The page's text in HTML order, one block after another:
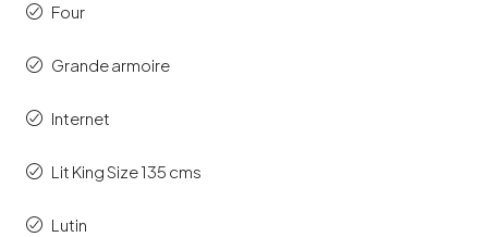
Four
Grande armoire
Internet
Lit King Size 135 cms
Lutin